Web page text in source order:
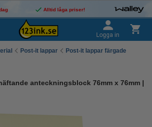
Alltid låga priser!
Logga in
Post-it lappar
Post-it lappar färgade
anteckningsblock 76mm x 76mm |